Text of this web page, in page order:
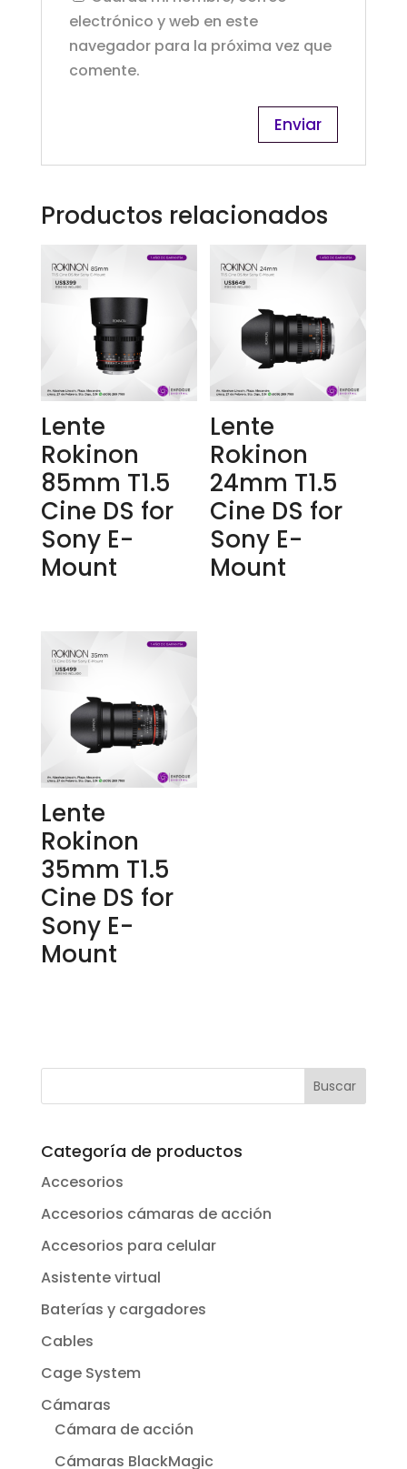
electrónico y web en este
navegador para la próxima vez que
comente.
Productos relacionados
Lente
Rokinon
85mm T1.5
Cine DS for
Sony E-
Mount
Lente
Rokinon
24mm T1.5
Cine DS for
Sony E-
Mount
Lente
Rokinon
35mm T1.5
Cine DS for
Sony E-
Mount
Categoría de productos
Accesorios
Accesorios cámaras de acción
Accesorios para celular
Asistente virtual
Baterías y cargadores
Cables
Cage System
Cámaras
Cámara de acción
Cámaras BlackMagic